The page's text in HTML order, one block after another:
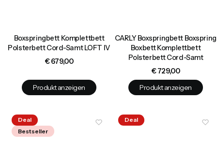
Boxspringbett Komplettbett
Polsterbett Cord-Samt LOFT IV
Preis
€ 679,00
Produkt anzeigen
CARLY Boxspringbett Boxspring
Boxbett Komplettbett
Polsterbett Cord-Samt
Preis
€ 729,00
Produkt anzeigen
Deal
Bestseller
Deal